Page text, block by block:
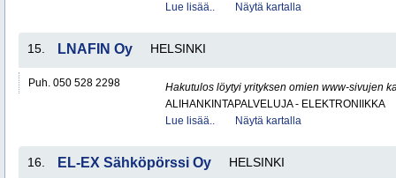
Lue lisää..
Näytä kartalla
15. LNAFIN Oy HELSINKI
Puh. 050 528 2298
Hakutulos löytyi yrityksen omien www-sivujen
ALIHANKINTAPALVELUJA - ELEKTRONIIKKA
Lue lisää..
Näytä kartalla
16. EL-EX Sähköpörssi Oy HELSINKI